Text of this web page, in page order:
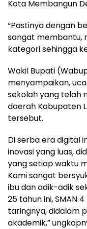
Kota Membangun
“Pastinya dengan
sangat membantu,
kategori sehingga
Wakil Bupati
menyampaikan,
sekolah yang telah
daerah Kabupaten
tersebut.
Di serba era digital
inovasi yang luas,
yang setiap waktu
Kami sangat
ibu dan adik-adik
25 tahun ini, SMAN
taringnya, didalam
akademik,”